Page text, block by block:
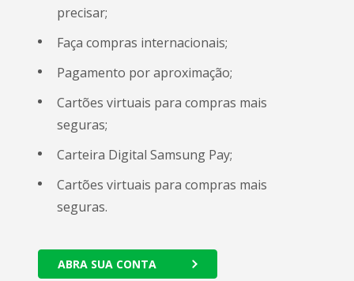
precisar;
Faça compras internacionais;
Pagamento por aproximação;
Cartões virtuais para compras mais
seguras​;
Carteira Digital Samsung Pay;
Cartões virtuais para compras mais
seguras.
ABRA SUA CONTA